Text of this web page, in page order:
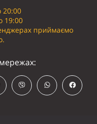
20:00
19:00
приймаємо